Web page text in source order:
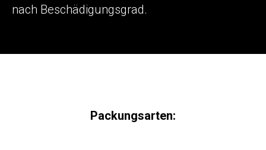
nach Beschädigungsgrad.
Packungsarten: